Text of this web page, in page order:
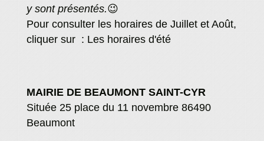
y sont présentés.😉
Pour consulter les horaires de Juillet et Août,
cliquer sur : Les horaires d'été
MAIRIE DE BEAUMONT SAINT-CYR
Située 25 place du 11 novembre 86490
Beaumont